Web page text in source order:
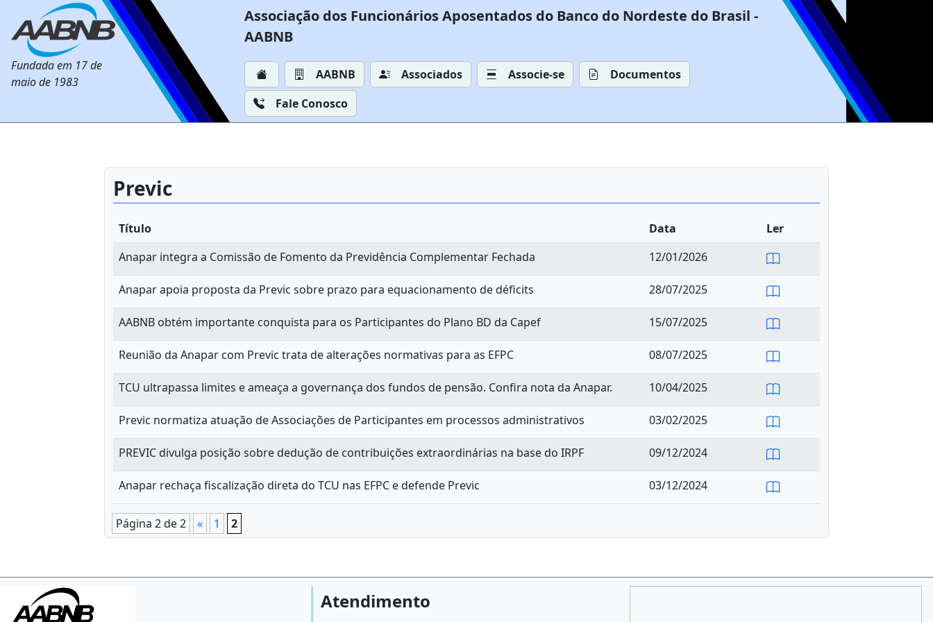
Fundada em 17 de
maio de 1983
Associação dos Funcionários Aposentados do Banco do Nordeste do Brasil -
AABNB
AABNB Associados Associe-se
Documentos
Fale Conosco
Previc
Título Data
Ler
Anapar integra a Comissão de Fomento da Previdência Complementar Fechada
12/01/2026
Anapar apoia proposta da Previc sobre prazo para equacionamento de déficits 28/07/2025
AABNB obtém importante conquista para os Participantes do Plano BD da Capef 15/07/2025
Reunião da Anapar com Previc trata de alterações normativas para as EFPC 08/07/2025
TCU ultrapassa limites e ameaça a governança dos fundos de pensão. Confira nota da Anapar. 10/04/2025
Previc normatiza atuação de Associações de Participantes em processos administrativos 03/02/2025
PREVIC divulga posição sobre dedução de contribuições extraordinárias na base do IRPF 09/12/2024
Anapar rechaça fiscalização direta do TCU nas EFPC e defende Previc 03/12/2024
Página 2 de 2 « 1 2
Atendimento